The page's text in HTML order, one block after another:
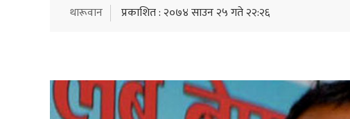
थारूवान प्रकाशित : २०७४ साउन २५ गते २२:२६